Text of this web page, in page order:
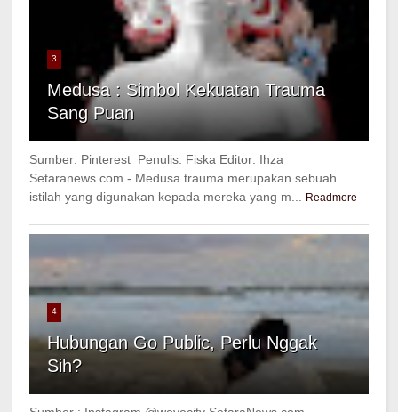
3
Medusa : Simbol Kekuatan Trauma
Sang Puan
Sumber: Pinterest Penulis: Fiska Editor: Ihza
Setaranews.com - Medusa trauma merupakan sebuah
istilah yang digunakan kepada mereka yang m...
Readmore
4
Hubungan Go Public, Perlu Nggak
Sih?